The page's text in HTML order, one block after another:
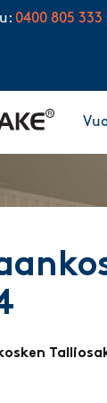
0400 805 333